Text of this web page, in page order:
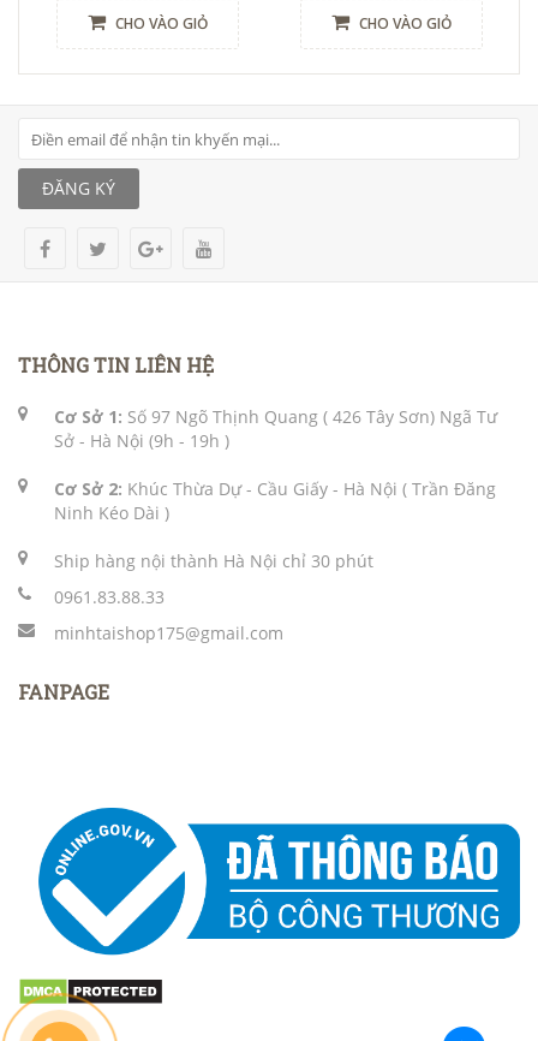
CHO VÀO GIỎ CHO VÀO GIỎ
ĐĂNG KÝ
THÔNG TIN LIÊN HỆ
Cơ Sở 1: Số 97 Ngõ Thịnh Quang ( 426 Tây Sơn) Ngã Tư
Sở - Hà Nội (9h - 19h )
Cơ Sở 2: Khúc Thừa Dự - Cầu Giấy - Hà Nội ( Trần Đăng
Ninh Kéo Dài )
Ship hàng nội thành Hà Nội chỉ 30 phút
0961.83.88.33
minhtaishop175@gmail.com
FANPAGE